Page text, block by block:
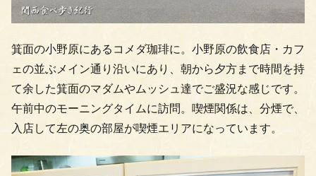
箕面の小野原にあるコメダ珈琲に。小野原の飲食店・カフ
ェの並ぶメイン通り沿いにあり、朝から夕方まで時間を持
て余した箕面のマダムやムッシュ達でご盛況な感じです。
午前中のモーニングタイムに訪問。喫煙関係は、分煙で、
入店して左の奥の部屋が喫煙エリアになっています。